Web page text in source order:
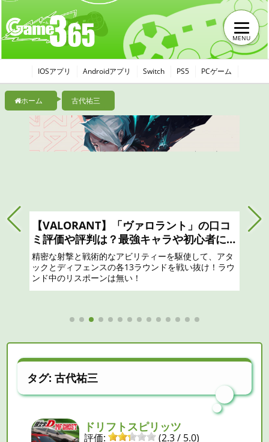
MENU
IOSアプリ Androidアプリ Switch PS5 PCゲーム
ホーム 古代祐三
】「ヴァロラント」の口コ
や評判は？最強キャラや初心者にお
のスキン、ランク上げのやり方を攻
撃と戦術的なアビリティーを駆使して、アタ
ィフェンスの各13ラウンドを戦い抜け！ラウ
リスポーンは無い！
タグ:古代祐三
ドリフトスピリッツ
評価: (2.3 / 5.0)